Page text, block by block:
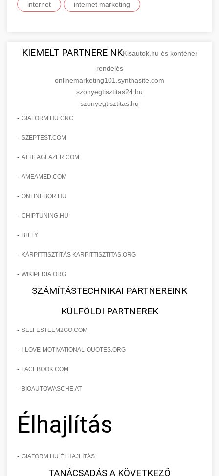
internet internet marketing
KIEMELT PARTNEREINKKisautok.hu és konténer
rendelés
onlinemarketing101.synthasite.com
szonyegtisztitas24.hu
szonyegtisztitas.hu
- GIAFORM.HU CNC
- SZEPTEST.COM
- ATTILAGLAZER.COM
- AMEAMED.COM
- ONLINEBOR.HU
- CHIPTUNING.HU
- BIT.LY
- KÁRPITTISZTÍTÁS KARPITTISZTITAS.ORG
- WIKIPEDIA.ORG
SZÁMÍTÁSTECHNIKAI PARTNEREINK
KÜLFÖLDI PARTNEREK
- SELFESTEEM2GO.COM
- I-LOVE-MOTIVATIONAL-QUOTES.ORG
- FACEBOOK.COM
- BIOAUTOWASCHE.AT
Élhajlítás
- GIAFORM.HU ÉLHAJLÍTÁS
TANÁCSADÁS A KÖVETKEZŐ